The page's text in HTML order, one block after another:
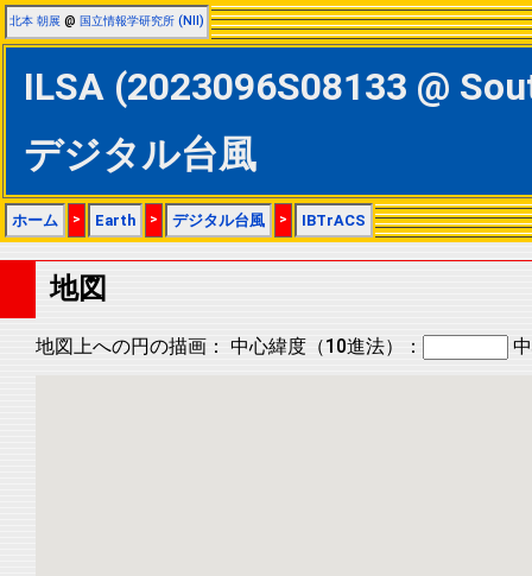
北本 朝展 @ 国立情報学研究所 (NII)
ILSA (2023096S08133 @
デジタル台風
ホーム > Earth > デジタル台風 > IBTrACS
地図
地図上への円の描画： 中心緯度（10進法）：